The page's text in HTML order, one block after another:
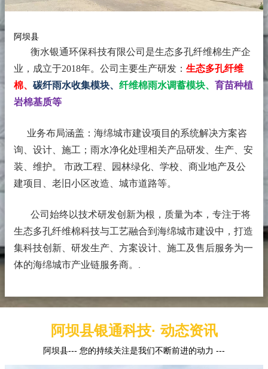
阿坝县
衡水银通环保科技有限公司是生态多孔纤维棉生产企
业，成立于2018年。 公司主要生产研发： 生态多孔纤维
棉、 碳纤雨水收集模块、 纤维棉雨水调蓄模块、 育苗种植
岩棉基质等
业务布局涵盖：海绵城市建设项目的系统解决方案咨
询、设计、施工；雨水净化处理相关产品研发、生产、安
装、维护。 市政工程、园林绿化、学校、商业地产及公
建项目、老旧小区改造、城市道路等。
公司始终以技术研发创新为根，质量为本，专注于将
生态多孔纤维棉科技与工艺融合到海绵城市建设中，打造
集科技创新、研发生产、方案设计、施工及售后服务为一
体的海绵城市产业链服务商。
阿坝县银通科技· 动态资讯
阿坝县--- 您的持续关注是我们不断前进的动力 ---